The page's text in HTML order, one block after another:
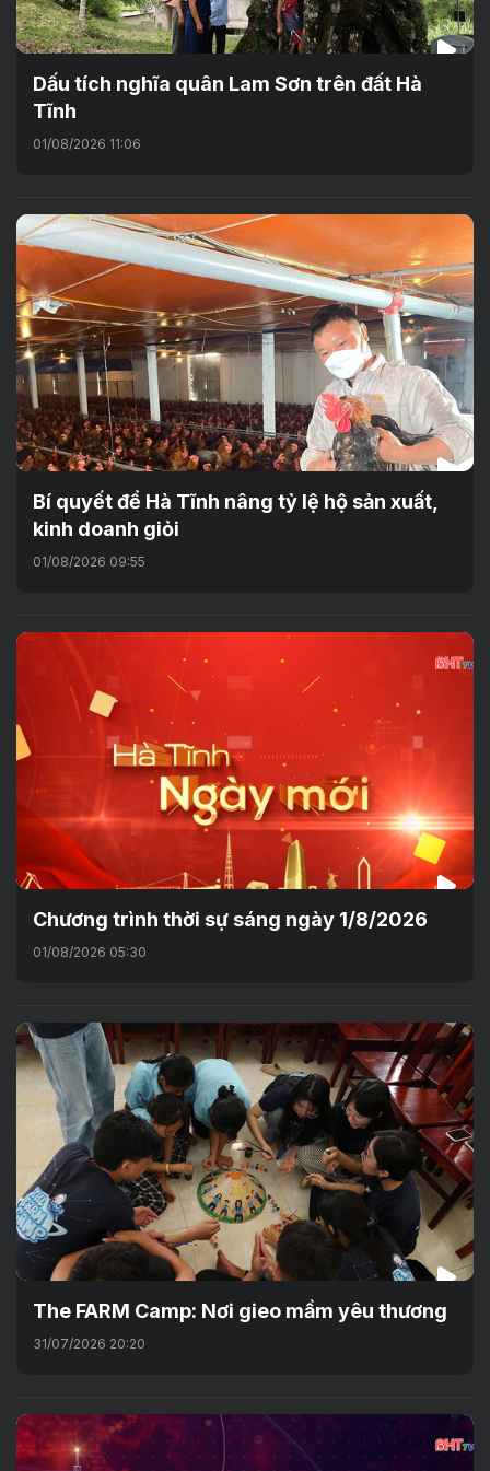
Dấu tích nghĩa quân Lam Sơn trên đất Hà
Tĩnh
01/08/2026 11:06
Bí quyết để Hà Tĩnh nâng tỷ lệ hộ sản xuất,
kinh doanh giỏi
01/08/2026 09:55
Chương trình thời sự sáng ngày 1/8/2026
01/08/2026 05:30
The FARM Camp: Nơi gieo mầm yêu thương
31/07/2026 20:20